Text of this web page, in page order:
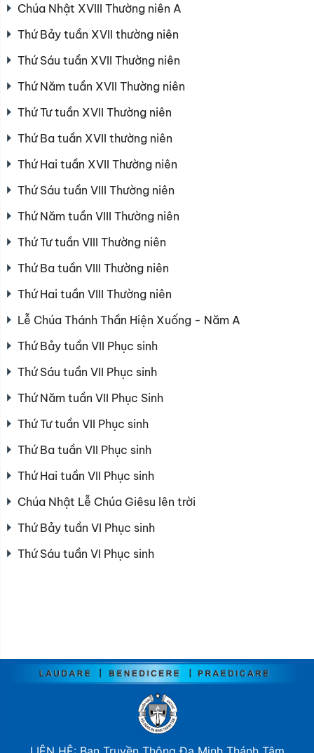
Chúa Nhật XVIII Thường niên A
Thứ Bảy tuần XVII thường niên
Thứ Sáu tuần XVII Thường niên
Thứ Năm tuần XVII Thường niên
Thứ Tư tuần XVII Thường niên
Thứ Ba tuần XVII thường niên
Thứ Hai tuần XVII Thường niên
Thứ Sáu tuần VIII Thường niên
Thứ Năm tuần VIII Thường niên
Thứ Tư tuần VIII Thường niên
Thứ Ba tuần VIII Thường niên
Thứ Hai tuần VIII Thường niên
Lễ Chúa Thánh Thần Hiện Xuống - Năm A
Thứ Bảy tuần VII Phục sinh
Thứ Sáu tuần VII Phục sinh
Thứ Năm tuần VII Phục Sinh
Thứ Tư tuần VII Phục sinh
Thứ Ba tuần VII Phục sinh
Thứ Hai tuần VII Phục sinh
Chúa Nhật Lễ Chúa Giêsu lên trời
Thứ Bảy tuần VI Phục sinh
Thứ Sáu tuần VI Phục sinh